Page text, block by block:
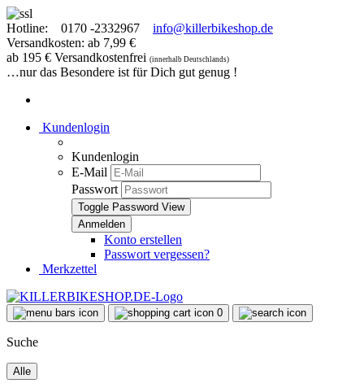
Hotline: 0170 -2332967
info@killerbikeshop.de
Versandkosten: ab 7,99 €
ab 195 € Versandkostenfrei (innerhalb Deutschlands)
…nur das Besondere ist für Dich gut genug !
Kundenlogin
Kundenlogin
E-Mail
Passwort
Toggle Password View
Konto erstellen
Passwort vergessen?
Merkzettel
0
Suche
Alle